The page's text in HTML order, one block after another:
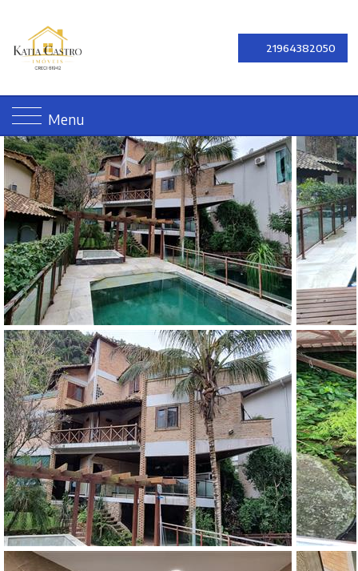
21964382050
Menu